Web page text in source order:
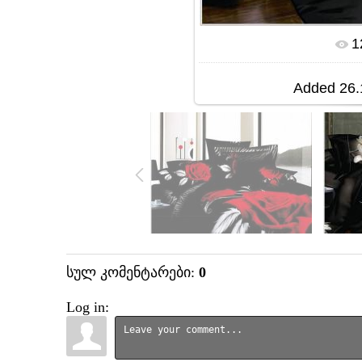
In
Added
სულ კომენტარები: 0
Log in: